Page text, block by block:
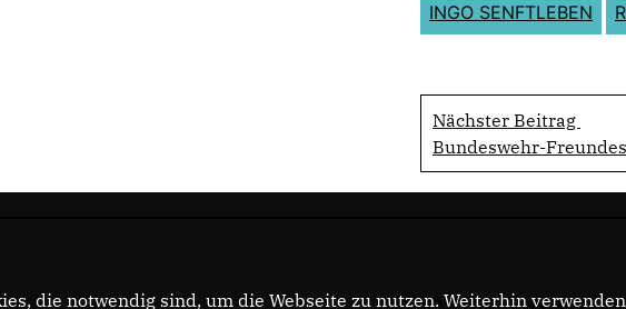
INGO SENFTLEBEN
Nächster Beitrag
Bundeswehr-
die notwendig sind, um die Webseite zu nutzen. Weiterhin